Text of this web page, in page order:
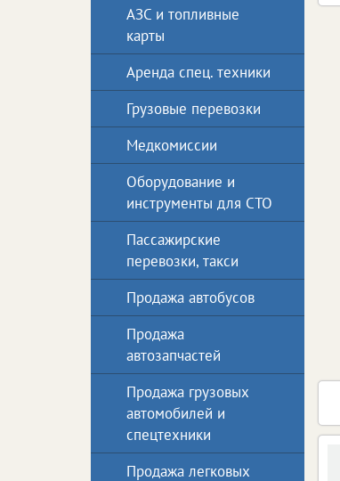
АЗС и топливные
карты
Аренда спец. техники
Грузовые перевозки
Медкомиссии
Оборудование и
инструменты для СТО
Пассажирские
перевозки, такси
Продажа автобусов
Продажа
автозапчастей
Продажа грузовых
автомобилей и
спецтехники
Продажа легковых